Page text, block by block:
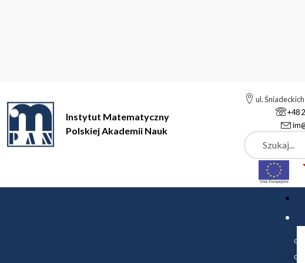
Instytut Matematyczny
Polskiej Akademii Nauk
ul.
+48
Szukaj
Instytut Matematyczny Polskiej Akademii Nauk Aktualności
Aktualności
PROF. TADEUSZ JANUSZKIEWICZ